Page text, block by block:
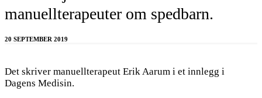
manuellterapeuter om spedbarn.
20 SEPTEMBER 2019
Det skriver manuellterapeut Erik Aarum i et innlegg i
Dagens Medisin.